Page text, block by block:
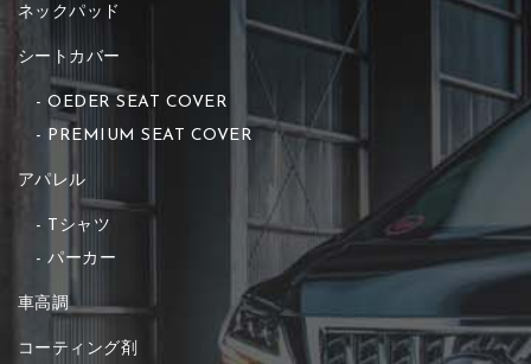
ネックパッド
シートカバー
OEDER SEAT COVER
PREMIUM SEAT COVER
アパレル
Tシャツ
パーカー
車高調
コーティング剤